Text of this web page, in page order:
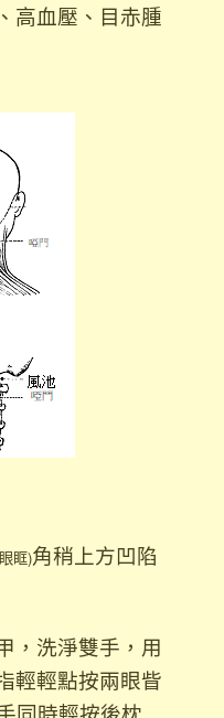
高血壓、目赤腫
眶)角稍上方凹陷
，洗淨雙手，用
輕輕點按兩眼眥
同時輕按後枕